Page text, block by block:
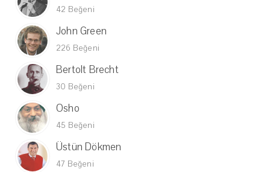
42 Beğeni
John Green
226 Beğeni
Bertolt Brecht
30 Beğeni
Osho
45 Beğeni
Üstün Dökmen
47 Beğeni